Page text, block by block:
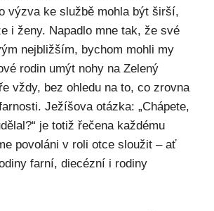
výzva ke službě mohla být širší,
i ženy. Napadlo mne tak, že své
nejbližším, bychom mohli my
rodin umýt nohy na Zelený
vždy, bez ohledu na to, co zrovna
Ježíšova otázka: „Chápete,
je totiž řečena každému
povoláni v roli otce sloužit – ať
farní, diecézní i rodiny